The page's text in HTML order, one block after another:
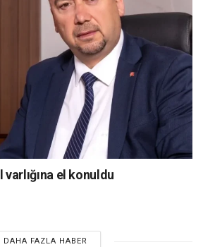
varlığına el konuldu
DAHA FAZLA HABER